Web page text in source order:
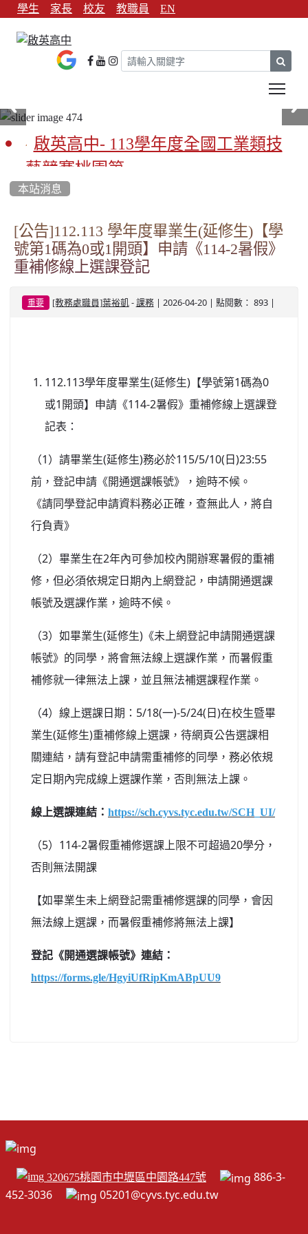
學生 家長 校友 教職員 EN
啟英高中- 113學年度全國工業類技
藝競賽桃園第一
啟英高中-113學年全國學生家事類技
藝競賽榮獲1支金手獎3支優勝
亞洲金牌在啟英！-機器人競賽亞洲
第一
餐飲管理科桃園第一、資料處理科
啟英高中-時尚科桃園第一
本站消息
[公告]112.113 學年度畢業生(延修生)【學
號第1碼為0或1開頭】申請《114-2暑假》
重補修線上選課登記
重要 [教務處職員]葉裕凱 - 課務| 2026-04-20 | 點閱數： 893 |
112.113學年度畢業生(延修生)【學號第1碼為0
或1開頭】申請《114-2暑假》重補修線上選課登
記表：
（1）請畢業生(延修生)務必於115/5/10(日)23:55
前，登記申請《開通選課帳號》，逾時不候。
《請同學登記申請資料務必正確，查無此人，將自
行負責》
（2）畢業生在2年內可參加校內開辦寒暑假的重補
修，但必須依規定日期內上網登記，申請開通選課
帳號及選課作業，逾時不候。
（3）如畢業生(延修生)《未上網登記申請開通選課
帳號》的同學，將會無法線上選課作業，而暑假重
補修就一律無法上課，並且無法補選課程作業。
（4）線上選課日期：5/18(一)-5/24(日)在校生暨畢
業生(延修生)重補修線上選課，待網頁公告選課相
關連結，請有登記申請需重補修的同學，務必依規
定日期內完成線上選課作業，否則無法上課。
線上選課連結： https://sch.cyvs.tyc.edu.tw/SCH_UI/
（5）114-2暑假重補修選課上限不可超過20學分，
否則無法開課
【如畢業生未上網登記需重補修選課的同學，會因
無法線上選課，而暑假重補修將無法上課】
登記《開通選課帳號》連結：
https://forms.gle/HgyiUfRipKmABpUU9
320675桃園市中壢區中園路447號
886-3-
452-3036
05201@cyvs.tyc.edu.tw